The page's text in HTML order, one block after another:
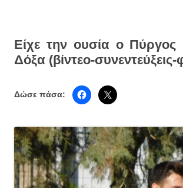
Είχε την ουσία ο
Δόξα (βίντεο-
Δώσε πάσα: